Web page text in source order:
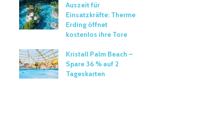
Auszeit für
Einsatzkräfte: Therme
Erding öffnet
kostenlos ihre Tore
Kristall Palm Beach –
Spare 36 % auf 2
Tageskarten